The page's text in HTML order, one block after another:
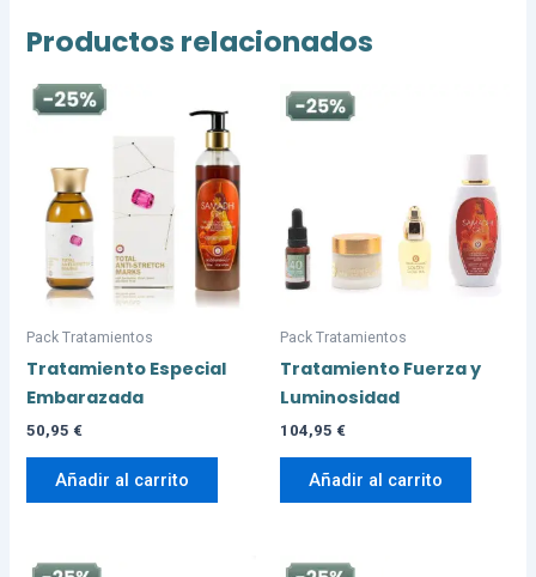
Productos relacionados
Pack Tratamientos
Tratamiento Especial
Embarazada
50,95 €
Añadir al carrito
Pack Tratamientos
Tratamiento Fuerza y
Luminosidad
104,95 €
Añadir al carrito